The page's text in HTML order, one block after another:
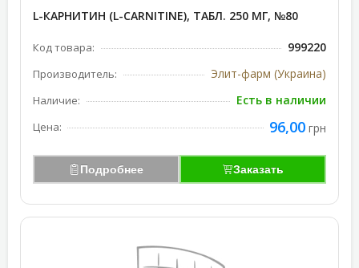
L-КАРНИТИН (L-CARNITINE), ТАБЛ. 250 МГ, №80
Код товара: 999220
Производитель: Элит-фарм (Украина)
Наличие: Есть в наличии
Цена: 96,00 грн
Подробнее Заказать